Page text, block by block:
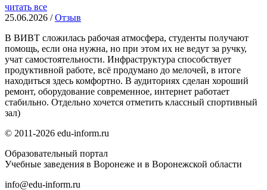
читать все
25.06.2026 /Отзыв
В ВИВТ сложилась рабочая атмосфера, студенты получают
помощь, если она нужна, но при этом их не ведут за ручку,
учат самостоятельности. Инфраструктура способствует
продуктивной работе, всё продумано до мелочей, в итоге
находиться здесь комфортно. В аудиториях сделан хороший
ремонт, оборудование современное, интернет работает
стабильно. Отдельно хочется отметить классный спортивный
зал)
© 2011-2026 edu-inform.ru
Образовательный портал
Учебные заведения в Воронеже и в Воронежской области
info@edu-inform.ru